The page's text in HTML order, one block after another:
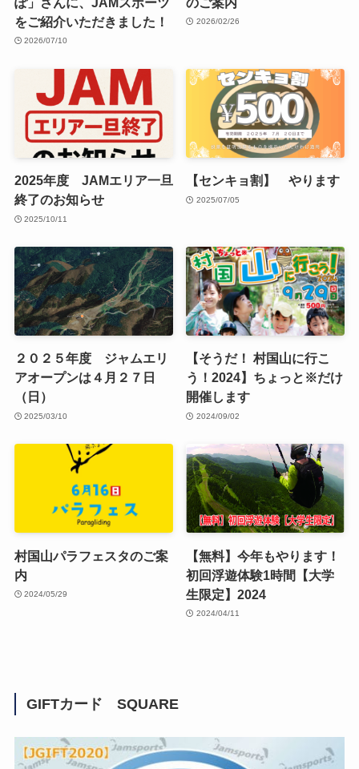
をご紹介いただきました！
2026/07/10
2026/02/26
2025年度 JAMエリア一旦
終了のお知らせ
2025/10/11
【センキョ割】 やります
2025/07/05
２０２５年度 ジャムエリ
アオープンは４月２７日
（日）
2025/03/10
【そうだ！ 村国山に行こ
う！2024】ちょっと※だけ
開催します
2024/09/02
村国山パラフェスタのご案
内
2024/05/29
【無料】今年もやります！
初回浮遊体験1時間【大学
生限定】2024
2024/04/11
GIFTカード SQUARE